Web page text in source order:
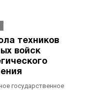
техников
войск
государственное